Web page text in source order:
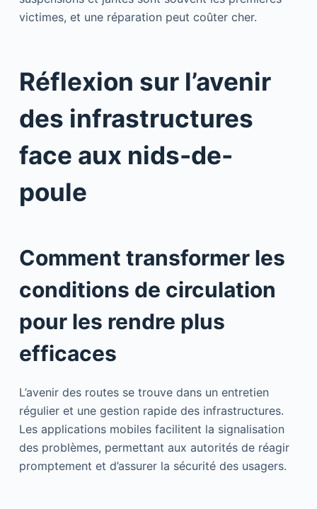
victimes, et une réparation peut coûter cher.
Réflexion sur l’avenir
des infrastructures
face aux nids-de-
poule
Comment transformer les
conditions de circulation
pour les rendre plus
efficaces
L’avenir des routes se trouve dans un entretien
régulier et une gestion rapide des infrastructures.
Les applications mobiles facilitent la signalisation
des problèmes, permettant aux autorités de réagir
promptement et d’assurer la sécurité des usagers.